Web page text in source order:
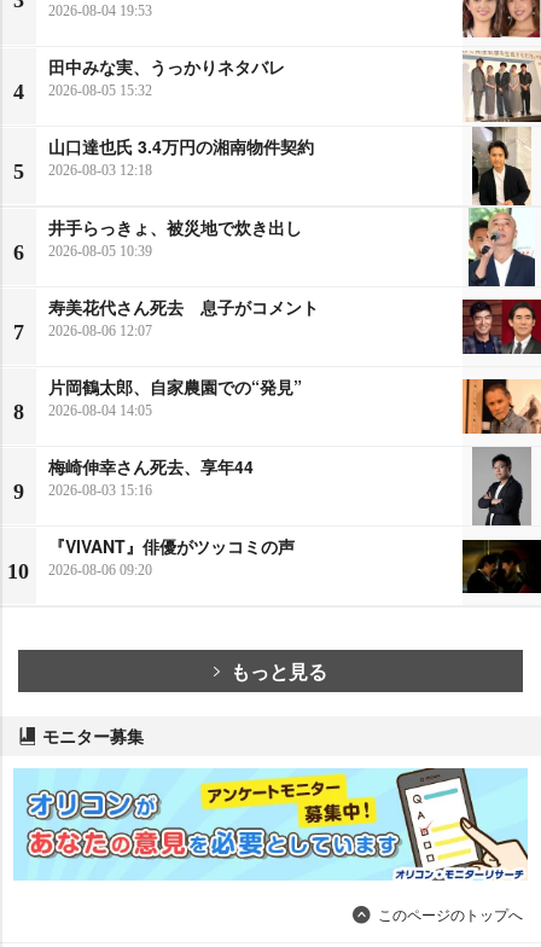
2026-08-04 19:53
4
田中みな実、うっかりネタバレ
2026-08-05 15:32
5
山口達也氏 3.4万円の湘南物件契約
2026-08-03 12:18
6
井手らっきょ、被災地で炊き出し
2026-08-05 10:39
7
寿美花代さん死去 息子がコメント
2026-08-06 12:07
8
片岡鶴太郎、自家農園での“発見”
2026-08-04 14:05
9
梅崎伸幸さん死去、享年44
2026-08-03 15:16
10
『VIVANT』俳優がツッコミの声
2026-08-06 09:20
もっと見る
モニター募集
このページのトップへ